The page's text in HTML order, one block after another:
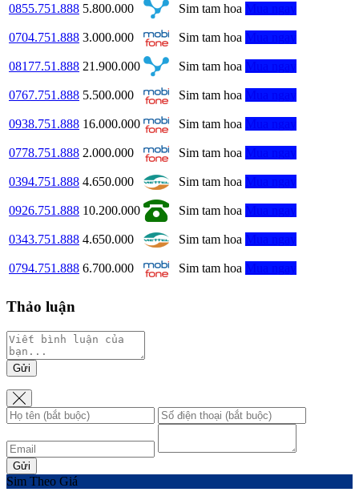
0855.751.888 5.800.000 Sim tam hoa
0704.751.888 3.000.000 Sim tam hoa
08177.51.888 21.900.000 Sim tam hoa
0767.751.888 5.500.000 Sim tam hoa
0938.751.888 16.000.000 Sim tam hoa
0778.751.888 2.000.000 Sim tam hoa
0394.751.888 4.650.000 Sim tam hoa
0926.751.888 10.200.000 Sim tam hoa
0343.751.888 4.650.000 Sim tam hoa
0794.751.888 6.700.000 Sim tam hoa
Thảo luận
Gửi
Gửi
Sim Theo Giá